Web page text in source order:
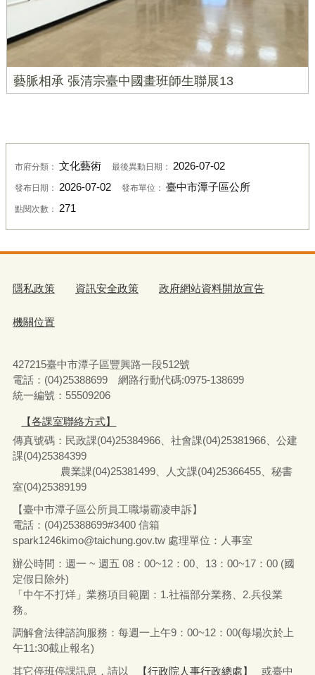
藝脈相承 張清宗臺中國畫班師生聯展13
市府分類： 文化藝術 最後異動日期： 2026-07-02
發布日期： 2026-07-02 發布單位： 臺中市潭子區公所
點閱次數： 271
隱私政策 資訊安全政策 政府網站資料開放宣告
機關位置
427215臺中市潭子區豐興路一段512號
電話：(04)25388699 網路行動代碼:0975-138699
統一編號：55509206
【各課室聯絡方式】
傳真號碼：民政課(04)25384966、社會課(04)25381966、公建
課(04)25384399
農業課(04)25381499、人文課(04)25366455、秘書
室(04)25389199
【臺中市潭子區公所員工職場霸凌申訴】
電話：(04)25388699#3400 信箱
spark1246kimo@taichung.gov.tw 處理單位：人事室
辦公時間：週一 ~ 週五 08：00~12：00、13：00~17：00 (國
定假日除外)
「中午不打烊」業務項目範圍：1.社福部分業務
2.兵役業
務。
調解會法律諮詢服務：每週一上午9：00~12：00(每場次於上
午11:30截止報名)
其它停班停課訊息，請以
【行政院人事行政總處】 或臺中